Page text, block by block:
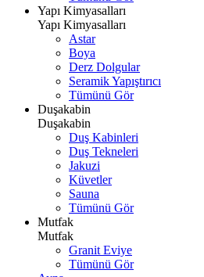
Yapı Kimyasalları
Yapı Kimyasalları
Astar
Boya
Derz Dolgular
Seramik Yapıştırıcı
Tümünü Gör
Duşakabin
Duşakabin
Duş Kabinleri
Duş Tekneleri
Jakuzi
Küvetler
Sauna
Tümünü Gör
Mutfak
Mutfak
Granit Eviye
Tümünü Gör